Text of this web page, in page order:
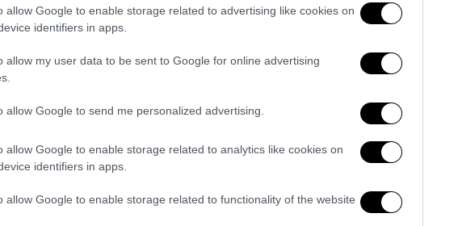
allow Google to enable storage related to advertising like cookies on
identifiers in apps.
allow my user data to be sent to Google for online advertising
allow Google to send me personalized advertising.
allow Google to enable storage related to analytics like cookies on
identifiers in apps.
allow Google to enable storage related to functionality of the website
στον εαυτό της»: Νέα μαρτυρία
πήρε από κοντά μας» - Η ανάρτηση